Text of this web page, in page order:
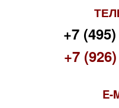
+7
+7
E-